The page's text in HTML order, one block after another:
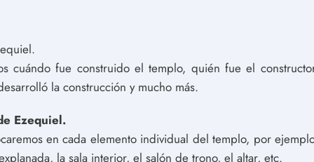
cuándo fue construido el templo, quién fue el
la construcción y mucho más.
Ezequiel.
en cada elemento individual del templo, por
la sala interior, el salón de trono, el altar, etc.